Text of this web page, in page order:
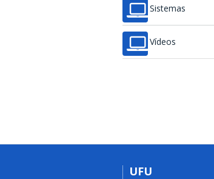
Sistemas
Vídeos
UFU